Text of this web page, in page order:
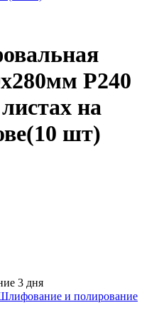
Р240
на
шт)
3 дня
и полирование